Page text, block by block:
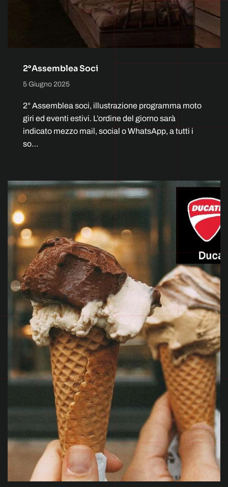
2°Assemblea Soci
5 Giugno 2025
2° Assemblea soci, illustrazione programma moto
giri ed eventi estivi. L’ordine del giorno sarà
indicato mezzo mail, social o WhatsApp, a tutti i
so…